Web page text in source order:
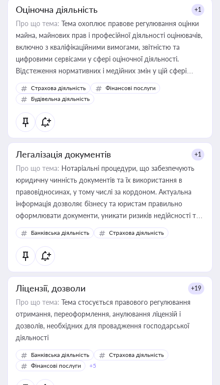
Оціночна діяльність +1
Про що тема: Тема охоплює правове регулювання оцінки
майна, майнових прав і професійної діяльності оцінювачів,
включно з кваліфікаційними вимогами, звітністю та
цифровими сервісами у сфері оціночної діяльності.
Відстеження нормативних і медійних змін у цій сфері
корисне для власника бізнесу, керівника, юриста або
бухгалтера під час оподаткування, приватизації, оренди
державного майна, корпоративних угод і перевірки
статусу суб'єктів оціночної діяльності
Страхова діяльність
Фінансові послуги
Будівельна діяльність
Легалізація документів +1
Про що тема: Нотаріальні процедури, що забезпечують
юридичну чинність документів та їх використання в
правовідносинах, у тому числі за кордоном. Актуальна
інформація дозволяє бізнесу та юристам правильно
оформлювати документи, уникати ризиків недійсності та
забезпечувати їх належне прийняття органами влади та
контрагентами
Банківська діяльність Страхова діяльність
Ліцензії, дозволи +19
Про що тема: Тема стосується правового регулювання
отримання, переоформлення, анулювання ліцензій і
дозволів, необхідних для провадження господарської
діяльності
Банківська діяльність
Страхова діяльність
Фінансові послуги
+5